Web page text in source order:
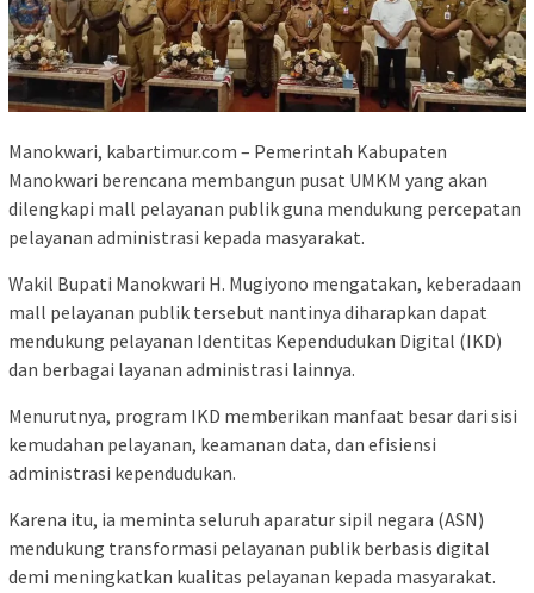
Manokwari, kabartimur.com – Pemerintah Kabupaten
Manokwari berencana membangun pusat UMKM yang akan
dilengkapi mall pelayanan publik guna mendukung percepatan
pelayanan administrasi kepada masyarakat.
Wakil Bupati Manokwari H. Mugiyono mengatakan, keberadaan
mall pelayanan publik tersebut nantinya diharapkan dapat
mendukung pelayanan Identitas Kependudukan Digital (IKD)
dan berbagai layanan administrasi lainnya.
Menurutnya, program IKD memberikan manfaat besar dari sisi
kemudahan pelayanan, keamanan data, dan efisiensi
administrasi kependudukan.
Karena itu, ia meminta seluruh aparatur sipil negara (ASN)
mendukung transformasi pelayanan publik berbasis digital
demi meningkatkan kualitas pelayanan kepada masyarakat.